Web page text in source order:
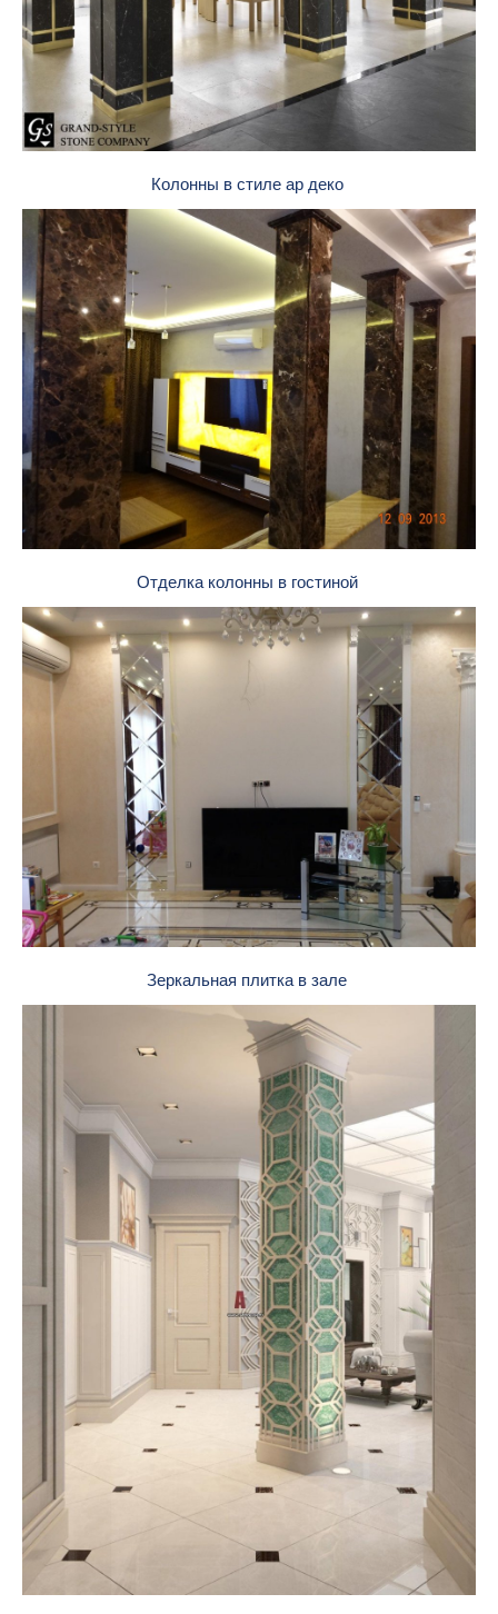
Колонны в стиле ар деко
Отделка колонны в гостиной
Зеркальная плитка в зале